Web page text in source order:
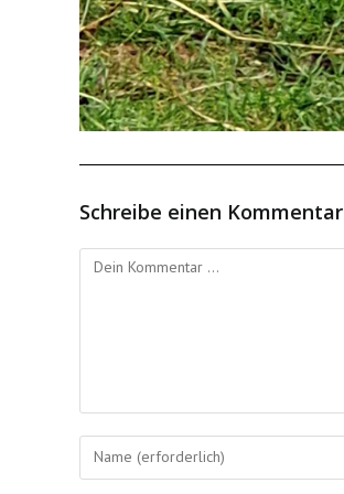
Schreibe einen Kommentar
Kommentieren
Gib
deinen